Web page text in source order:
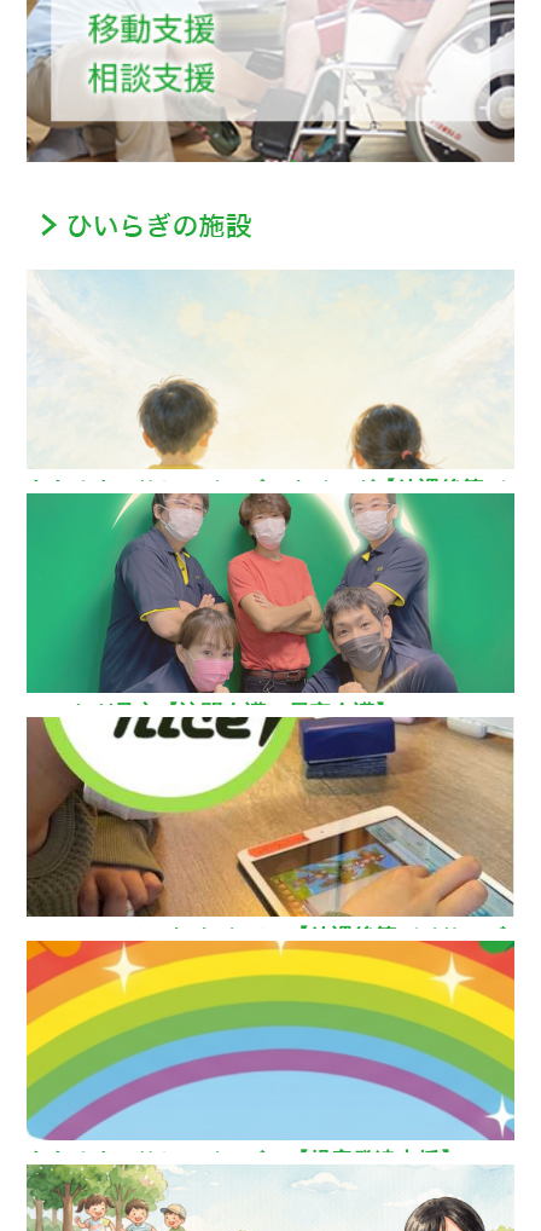
ああるまつりかレインボーウイング【放課後等デ
イサービス】
ひいらぎ足立【訪問介護・居宅介護】
How nice（ハウ ナイス）!【放課後等デイサービ
ス】
ああるまつりかレインボー【児童発達支援】